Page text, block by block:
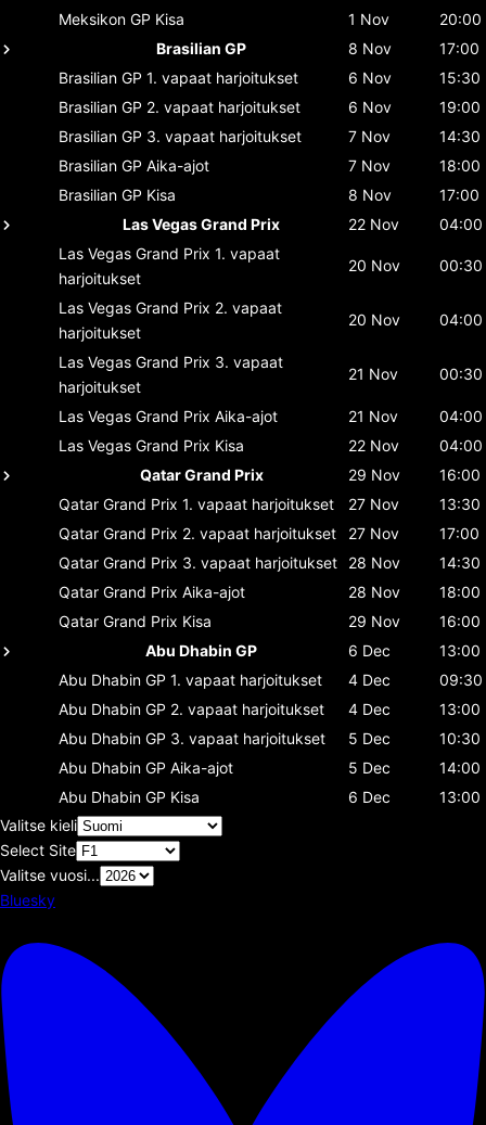
Meksikon GP Kisa 1 Nov
20:00
Brasilian GP
8 Nov
17:00
Brasilian GP 1. vapaat harjoitukset 6 Nov
15:30
Brasilian GP 2. vapaat harjoitukset 6 Nov
19:00
Brasilian GP 3. vapaat harjoitukset 7 Nov
14:30
Brasilian GP Aika-ajot 7 Nov
18:00
Brasilian GP Kisa 8 Nov
17:00
Las Vegas Grand Prix
22 Nov
04:00
Las Vegas Grand Prix 1. vapaat
harjoitukset
20 Nov 00:30
Las Vegas Grand Prix 2. vapaat
harjoitukset
20 Nov 04:00
Las Vegas Grand Prix 3. vapaat
harjoitukset
21 Nov 00:30
Las Vegas Grand Prix Aika-ajot 21 Nov
04:00
Las Vegas Grand Prix Kisa 22 Nov
04:00
Qatar Grand Prix
29 Nov
16:00
Qatar Grand Prix 1. vapaat harjoitukset 27 Nov
13:30
Qatar Grand Prix 2. vapaat harjoitukset 27 Nov
17:00
Qatar Grand Prix 3. vapaat harjoitukset 28 Nov
14:30
Qatar Grand Prix Aika-ajot 28 Nov
18:00
Qatar Grand Prix Kisa 29 Nov
16:00
Abu Dhabin GP
6 Dec
13:00
Abu Dhabin GP 1. vapaat harjoitukset 4 Dec
09:30
Abu Dhabin GP 2. vapaat harjoitukset 4 Dec
13:00
Abu Dhabin GP 3. vapaat harjoitukset 5 Dec
10:30
Abu Dhabin GP Aika-ajot 5 Dec
14:00
Abu Dhabin GP Kisa 6 Dec
13:00
Valitse kieli
Select Site
Valitse vuosi...
Bluesky